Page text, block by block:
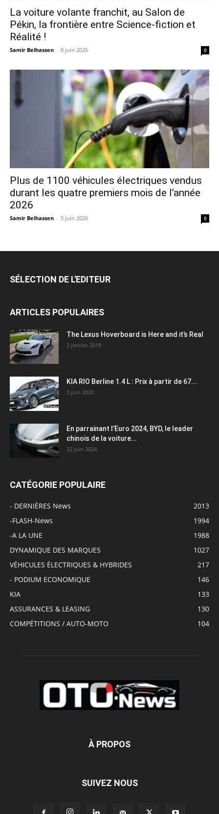
La voiture volante franchit, au Salon de
Pékin, la frontière entre Science-fiction et
Réalité !
Samir Belhassen - 8 juin 2026 0
Plus de 1100 véhicules électriques vendus
durant les quatre premiers mois de l’année
2026
Samir Belhassen - 5 juin 2026 0
SÉLECTION DE L'EDITEUR
ARTICLES POPULAIRES
The Lexus Hoverboard is Here and it’s Real
2 janvier 2019
KIA RIO Berline 1.4 L : Prix à partir de 67...
3 juin 2020
En parrainant l’Euro 2024, BYD, le leader
chinois de la voiture...
22 juin 2024
CATÉGORIE POPULAIRE
- DERNIÈRES News
2013
-FLASH-News
1994
-A LA UNE
1988
DYNAMIQUE DES MARQUES
1027
VÉHICULES ÉLECTRIQUES & HYBRIDES
217
- PODIUM ECONOMIQUE
146
KIA
133
ASSURANCES & LEASING
130
COMPÉTITIONS / AUTO-MOTO
104
À PROPOS
SUIVEZ NOUS